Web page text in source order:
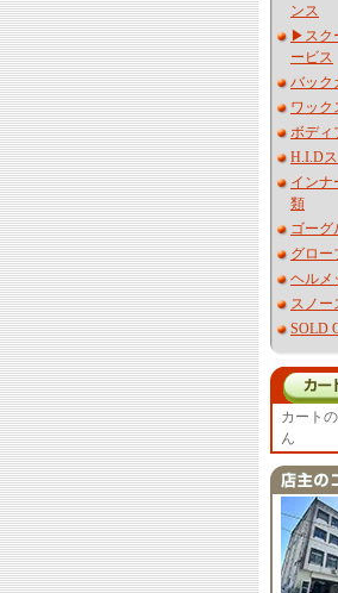
ンス
▶︎スク
ービス
バック
ワック
ボディ
H.I.D
インナ
類
ゴーグ
グロー
ヘルメ
スノー
SOLD
カート
ん